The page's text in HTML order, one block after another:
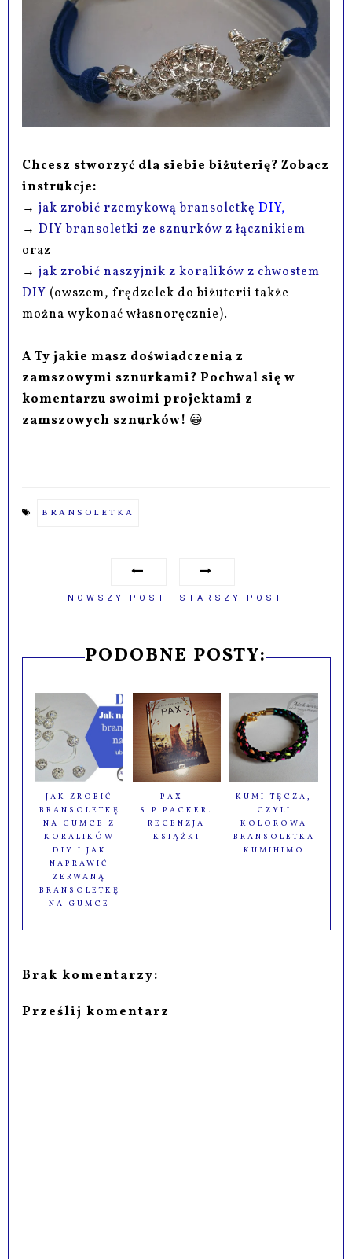
Chcesz stworzyć dla siebie biżuterię? Zobacz
instrukcje:
→jak zrobić rzemykową bransoletkę DIY,
→DIY bransoletki ze sznurków z łącznikiem
oraz
→ jak zrobić naszyjnik z koralików z chwostem
DIY (owszem, frędzelek do biżuterii także
można wykonać własnoręcznie).
A Ty jakie masz doświadczenia z
zamszowymi sznurkami? Pochwal się w
komentarzu swoimi projektami z
zamszowych sznurków! 😀
BRANSOLETKA
NOWSZY POST STARSZY POST
PODOBNE POSTY:
JAK ZROBIĆ
BRANSOLETKĘ
NA GUMCE Z
KORALIKÓW
DIY I JAK
NAPRAWIĆ
ZERWANĄ
BRANSOLETKĘ
NA GUMCE
PAX -
S.P.PACKER.
RECENZJA
KSIĄŻKI
KUMI-TĘCZA,
CZYLI
KOLOROWA
BRANSOLETKA
KUMIHIMO
Brak komentarzy:
Prześlij komentarz